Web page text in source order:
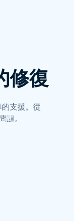
修復
支援。從
。